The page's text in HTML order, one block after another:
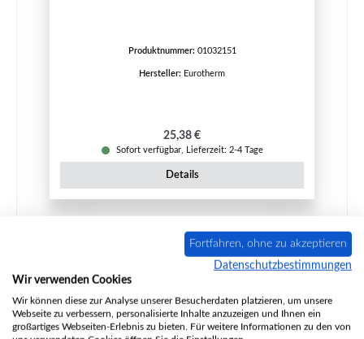
Produktnummer: 01032151
Hersteller: Eurotherm
Regulärer Preis:
25,38 €
Sofort verfügbar, Lieferzeit: 2-4 Tage
Details
Fortfahren, ohne zu akzeptieren
Datenschutzbestimmungen
Wir verwenden Cookies
Wir können diese zur Analyse unserer Besucherdaten platzieren, um unsere
Webseite zu verbessern, personalisierte Inhalte anzuzeigen und Ihnen ein
großartiges Webseiten-Erlebnis zu bieten. Für weitere Informationen zu den von